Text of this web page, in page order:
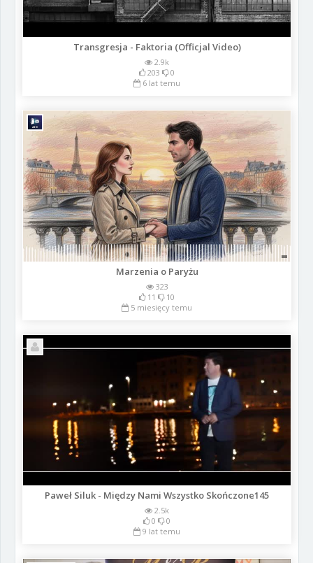
Transgresja - Faktoria (Officjal Video)
2.9k
203
0
6 lat temu
Marzenia o Paryżu
323
11
10
5 miesięcy temu
Paweł Siluk - Między Nami Wszystko Skończone145
2.5k
0
0
9 lat temu